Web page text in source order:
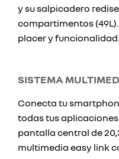
y su salpicadero
compartimentos
placer y funcionalidad.
SISTEMA
Conecta tu
todas tus
pantalla central de
multimedia easy link